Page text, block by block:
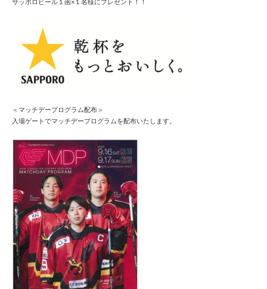
サッポロビール１函×１名様にプレゼント！！
＜マッチデープログラム配布＞
入場ゲートでマッチデープログラムを配布いたします。